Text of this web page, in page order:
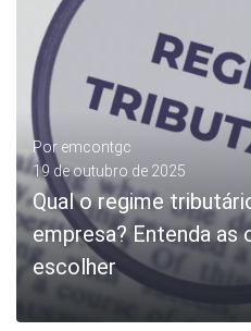
Por emcontgc
19 de outubro de 2025
Qual o regime
empresa? Entenda
escolher